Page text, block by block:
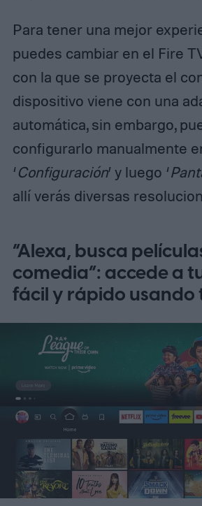
Para tener una mejor
puedes cambiar en el Fire
con la que se proyecta el
dispositivo viene con una
automática, sin embargo,
configurarlo manualmente
‘Configuración’ y luego ‘
allí verás diversas
“Alexa, busca
comedia”: accede a
fácil y rápido usando